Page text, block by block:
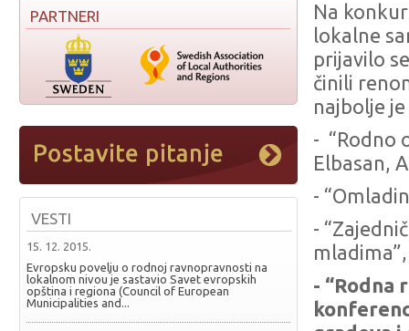
PARTNERI
VESTI
15. 12. 2015.
Evropsku povelju o rodnoj ravnopravnosti na
lokalnom nivou je sastavio Savet evropskih
opština i regiona (Council of European
Municipalities and...
Na
lokalne
prijavilo
činili
najbolje
- “Rodno
Elbasan,
-
-
- “Rodna